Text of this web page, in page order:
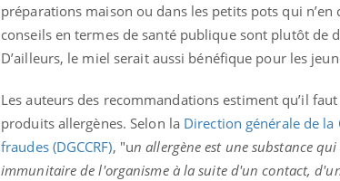
préparations maison ou dans les petits pots qui
conseils en termes de santé publique sont plutôt de
D’ailleurs, le miel serait aussi bénéfique pour les
Les auteurs des recommandations estiment qu’il
produits allergènes. Selon la Direction générale de la
fraudes (DGCCRF), "un allergène est une substance
immunitaire de l'organisme à la suite d'un contact,